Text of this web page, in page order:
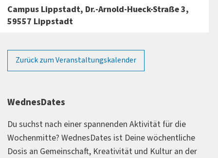
Campus Lippstadt, Dr.-Arnold-Hueck-Straße 3,
59557 Lippstadt
Zurück zum Veranstaltungskalender
WednesDates
Du suchst nach einer spannenden Aktivität für die
Wochenmitte? WednesDates ist Deine wöchentliche
Dosis an Gemeinschaft, Kreativität und Kultur an der